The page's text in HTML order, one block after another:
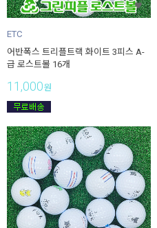
ETC
어반폭스 트리플트랙 화이트 3피스 A-
급 로스트볼 16개
11,000원